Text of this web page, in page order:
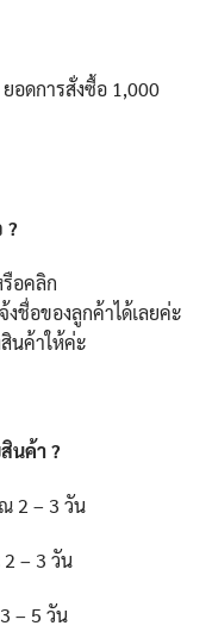
อดการสั่งซื้อ 1,000
?
อคลิก
งชื่อของลูกค้าได้เลยค่ะ
นค้าให้ค่ะ
นค้า ?
2 – 3 วัน
– 3 วัน
– 5 วัน